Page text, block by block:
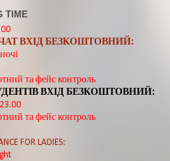
TIME
ВХІД БЕЗКОШТОВНИЙ:
та фейс контроль
ВХІД БЕЗКОШТОВНИЙ:
та фейс контроль
FOR LADIES: